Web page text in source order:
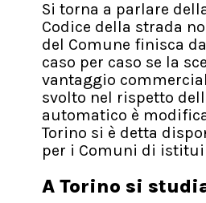
Si torna a parlare
Codice della strada
del Comune finisca
caso per caso se la
vantaggio
svolto nel rispetto
automatico è
Torino si è detta
per i Comuni di
A Torino si